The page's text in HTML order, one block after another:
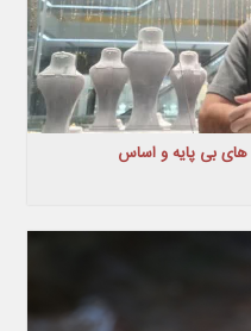
های بی پایه و اساس